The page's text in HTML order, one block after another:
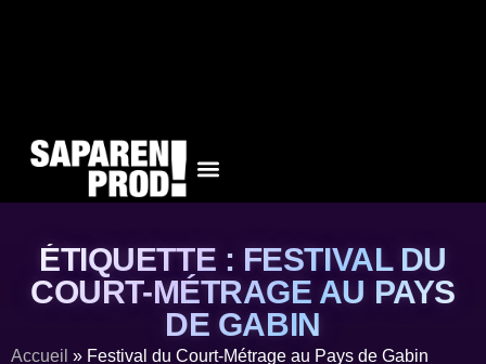
ÉTIQUETTE : FESTIVAL DU
COURT-MÉTRAGE AU PAYS
DE GABIN
Accueil » Festival du Court-Métrage au Pays de Gabin